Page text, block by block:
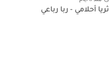
ثريا أحلامي - ربا رباعي